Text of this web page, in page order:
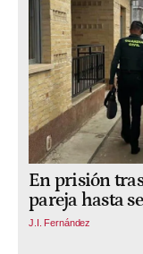
En prisión
pareja hasta
J.I. Fernández